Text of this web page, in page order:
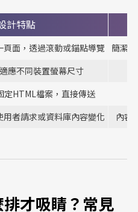
計特點
面，透過滾動或錨點導覽
簡潔
應不同裝置螢幕尺寸
定HTML檔案，直接傳送
用者請求或資料庫內容變化 內容
才吸睛？常見